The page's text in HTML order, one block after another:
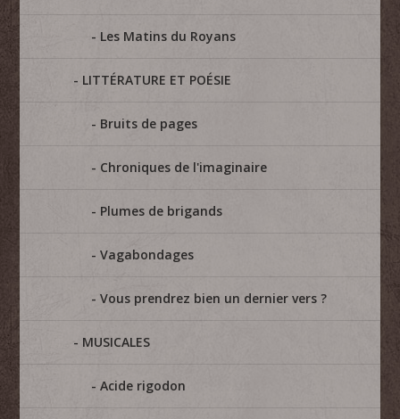
Les Matins du Royans
LITTÉRATURE ET POÉSIE
Bruits de pages
Chroniques de l'imaginaire
Plumes de brigands
Vagabondages
Vous prendrez bien un dernier vers ?
MUSICALES
Acide rigodon